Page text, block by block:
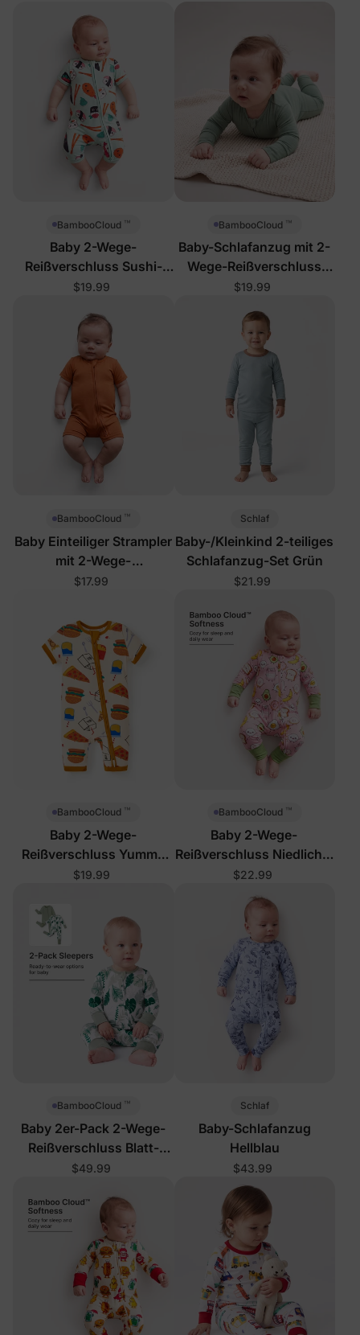
BambooCloud ™
Baby 2-Wege-
Reißverschluss Sushi-
Strampler
$19.99
BambooCloud ™
Baby-Schlafanzug mit 2-
Wege-Reißverschluss
und Fußteil, einfarbig
$19.99
BambooCloud ™
Baby Einteiliger Strampler
mit 2-Wege-
Reißverschluss
$17.99
Schlaf
Baby-/Kleinkind 2-teiliges
Schlafanzug-Set Grün
$21.99
BambooCloud ™
Baby 2-Wege-
Reißverschluss Yummy
Food Strampler
$19.99
BambooCloud ™
Baby 2-Wege-
Reißverschluss Niedlicher
Food Footie
$22.99
BambooCloud ™
Baby 2er-Pack 2-Wege-
Reißverschluss Blatt-
Schlafanzug
$49.99
Schlaf
Baby-Schlafanzug
Hellblau
$43.99